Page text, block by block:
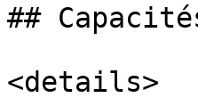
##
<details>